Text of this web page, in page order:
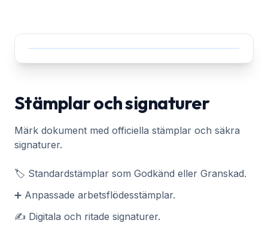
Stämplar och signaturer
Märk dokument med officiella stämplar och säkra
signaturer.
🏷️ Standardstämplar som Godkänd eller Granskad.
➕ Anpassade arbetsflödesstämplar.
✍️ Digitala och ritade signaturer.